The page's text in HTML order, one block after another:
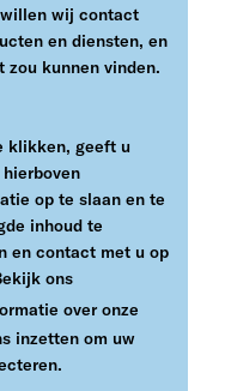
wij contact
en diensten, en
zou kunnen vinden.
klikken, geeft u
op te slaan en te
inhoud te
en contact met u op
ons
over onze
inzetten om uw